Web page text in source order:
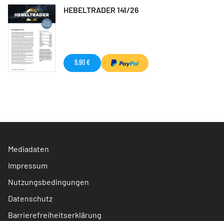
HEBELTRADER 141/26
9,90 €
Mediadaten
Impressum
Nutzungsbedingungen
Datenschutz
Barrierefreiheitserklärung